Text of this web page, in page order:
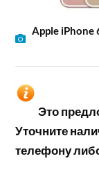
Apple iPhone
Это
Уточните
телефону